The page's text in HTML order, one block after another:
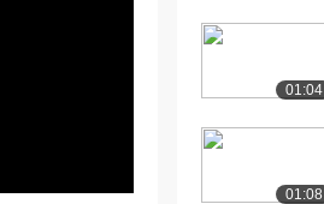
01:04
01:08